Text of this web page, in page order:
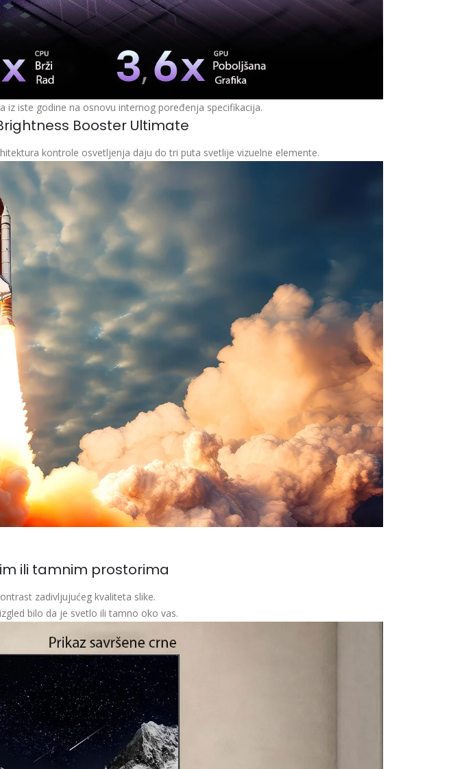
iste godine na osnovu internog poređenja specifikacija.
Booster Ultimate
kontrole osvetljenja daju do tri puta svetlije vizuelne elemente.
ili tamnim prostorima
zadivljujućeg kvaliteta slike.
bilo da je svetlo ili tamno oko vas.